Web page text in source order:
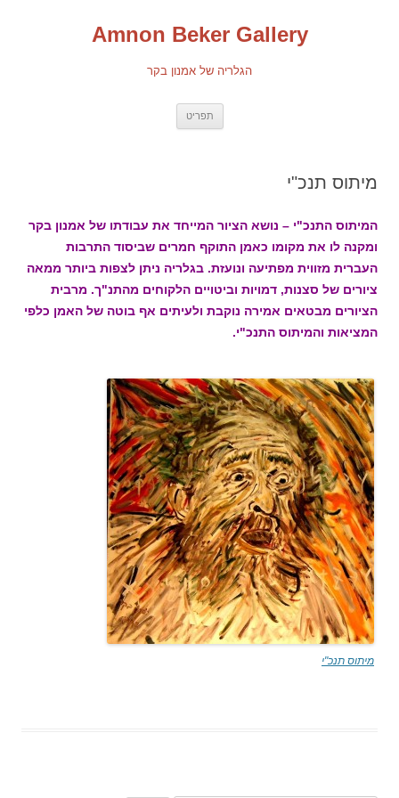
Amnon Beker Gallery
הגלריה של אמנון בקר
תפריט
מיתוס תנכ"י
המיתוס התנכ"י – נושא הציור המייחד את עבודתו של אמנון בקר
ומקנה לו את מקומו כאמן התוקף חמרים שביסוד התרבות
העברית מזווית מפתיעה ונועזת. בגלריה ניתן לצפות ביותר ממאה
ציורים של סצנות, דמויות וביטויים הלקוחים מהתנ"ך. מרבית
הציורים מבטאים אמירה נוקבת ולעיתים אף בוטה של האמן כלפי
המציאות והמיתוס התנכ"י.
מיתוס תנכ"י